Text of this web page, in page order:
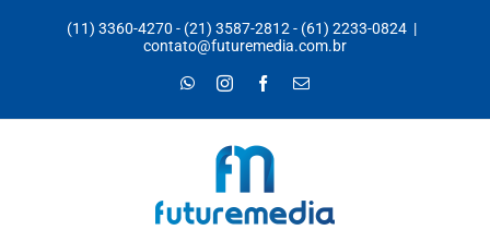
(11) 3360-4270 - (21) 3587-2812- (61) 2233-0824 |
contato@futuremedia.com.br
WhatsAppInstagramFacebook
E-